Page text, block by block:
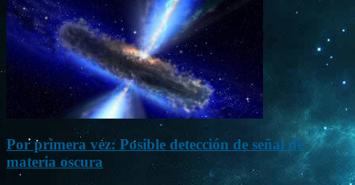
Por primera vez: Posible detección de señal de
materia oscura